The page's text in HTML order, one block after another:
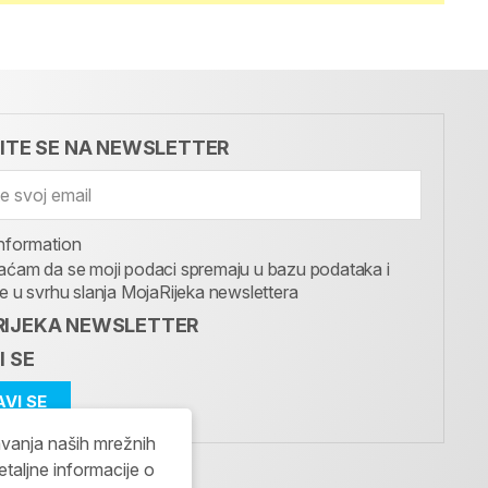
SE NA NEWSLETTER
da se moji podaci spremaju u bazu podataka i
u svrhu slanja MojaRijeka newslettera
NEWSLETTER
SE
naših mrežnih
informacije o